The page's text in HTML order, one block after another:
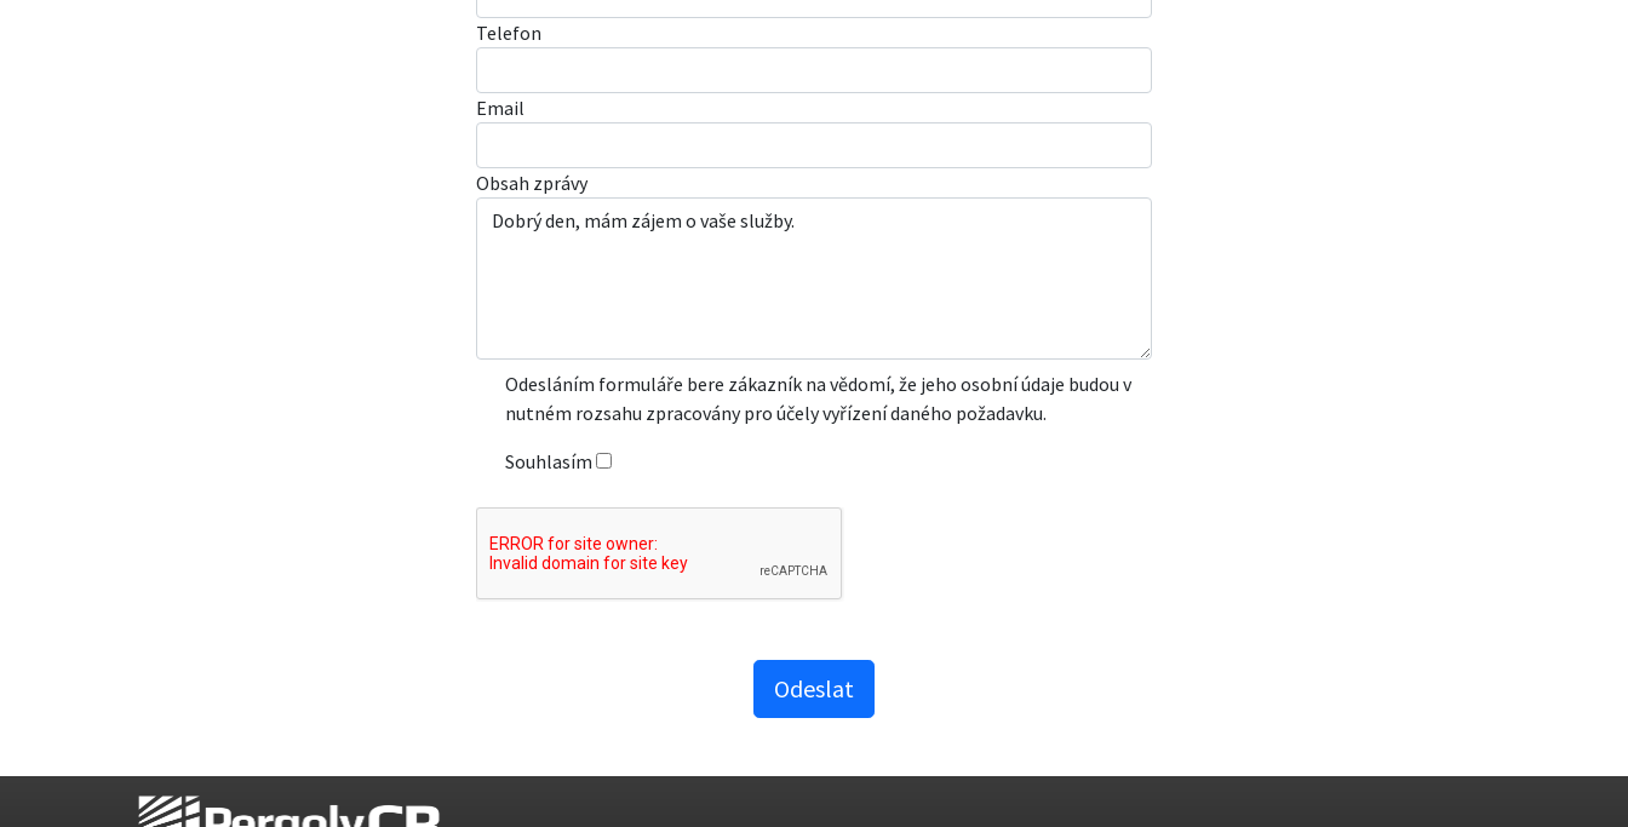
Telefon
Email
Obsah zprávy
Odesláním formuláře bere zákazník na vědomí, že jeho osobní údaje budou v
nutném rozsahu zpracovány pro účely vyřízení daného požadavku.
Souhlasím
Odeslat